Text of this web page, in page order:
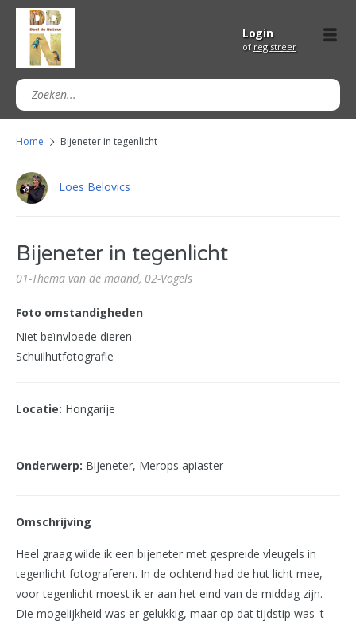
Login
of registreer
Home Bijeneter in tegenlicht
Loes Belovics
Bijeneter in tegenlicht
01-Thema van de maand, 02-Vogels
Foto omstandigheden
Niet beïnvloede dieren
Schuilhutfotografie
Locatie: Hongarije
Onderwerp: Bijeneter, Merops apiaster
Omschrijving
Heel graag wilde ik een bijeneter met gespreide vleugels in
tegenlicht fotograferen. In de ochtend had de hut licht mee,
voor tegenlicht moest ik er aan het eind van de middag zijn.
Die mogelijkheid was er gelukkig, maar op dat tijdstip was 't